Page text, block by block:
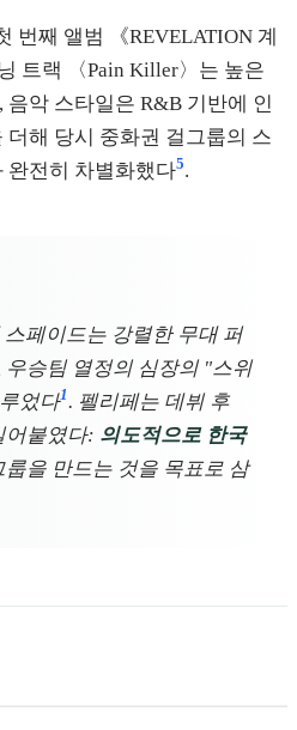
번째 앨범 《REVELATION 계
트랙 〈Pain Killer〉는 높은
악 스타일은 R&B 기반에 인
해 당시 중화권 걸그룹의 스
완전히 차별화했다5.
페이드는 강렬한 무대 퍼
우승팀 열정의 심장의 "스위
었다1. 펠리페는 데뷔 후
어붙였다: 의도적으로 한국
을 만드는 것을 목표로 삼